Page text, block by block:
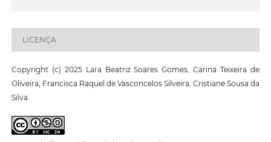
LICENÇA
Copyright (c) 2025 Lara Beatriz Soares Gomes, Carina Teixeira de
Oliveira, Francisca Raquel de Vasconcelos Silveira, Cristiane Sousa da
Silva